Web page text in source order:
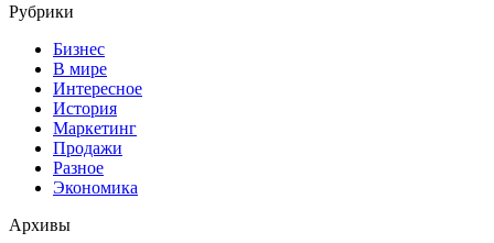
Рубрики
Бизнес
В мире
Интересное
История
Маркетинг
Продажи
Разное
Экономика
Архивы